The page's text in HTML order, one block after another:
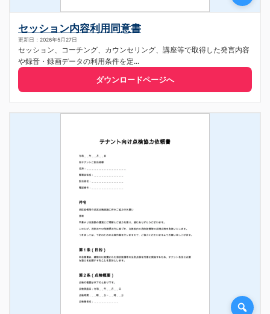
セッション内容利用同意書
更新日：2026年5月27日
セッション、コーチング、カウンセリング、講座等で取得した発言内容
や録音・録画データの利用条件を定...
ダウンロードページへ